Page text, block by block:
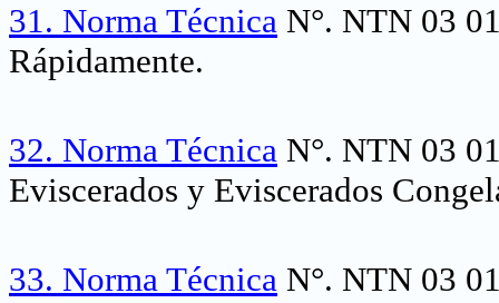
31. Norma Técnica N°. NTN 03
Rápidamente.
32. Norma Técnica N°. NTN 03
Eviscerados y Eviscerados
33. Norma Técnica N°. NTN 03